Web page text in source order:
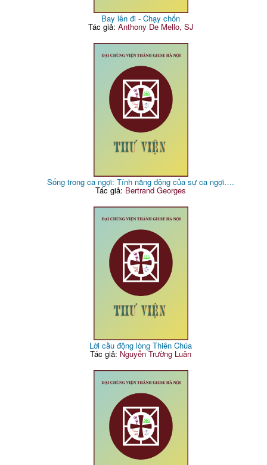
Bay lên đi - Chạy chốn
Tác giả: Anthony De Mello, SJ
Sống trong ca ngợi: Tính năng động của sự ca ngợi….
Tác giả: Bertrand Georges
Lời cầu động lòng Thiên Chúa
Tác giả: Nguyễn Trường Luân